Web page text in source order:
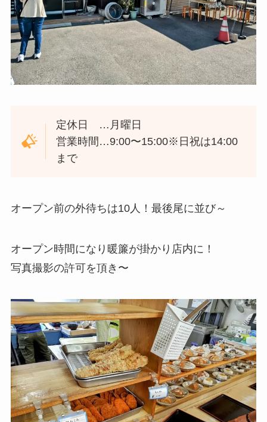
定休日 …月曜日
営業時間…9:00〜15:00※日祝は14:00
まで
オープン前の外待ちは10人！最後尾に並び～
オープン時間になり暖簾が掛かり店内に！
写真撮影の許可を頂き〜